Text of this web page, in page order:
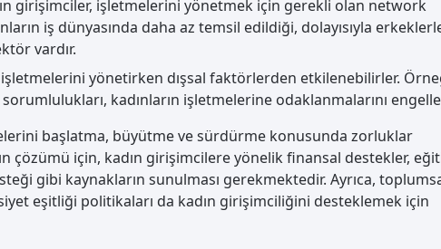
girişimciler, işletmelerini yönetmek için gerekli olan network
iş dünyasında daha az temsil edildiği, dolayısıyla
vardır.
işletmelerini yönetirken dışsal faktörlerden etkilenebilirler.
kadınların işletmelerine odaklanmalarını
başlatma, büyütme ve sürdürme konusunda zorluklar
çözümü için, kadın girişimcilere yönelik finansal destekler,
gibi kaynakların sunulması gerekmektedir. Ayrıca,
eşitliği politikaları da kadın girişimciliğini desteklemek için